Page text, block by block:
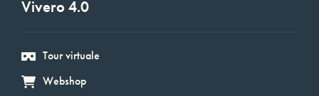
Vivero 4.0
Tour virtuale
Webshop